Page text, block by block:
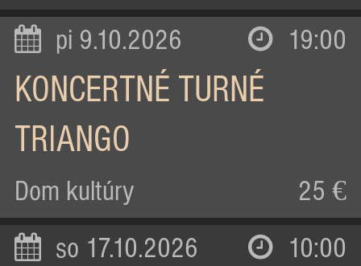
pi 9.10.2026 19:00
KONCERTNÉ TURNÉ
TRIANGO
Dom kultúry 25 €
so 17.10.2026 10:00